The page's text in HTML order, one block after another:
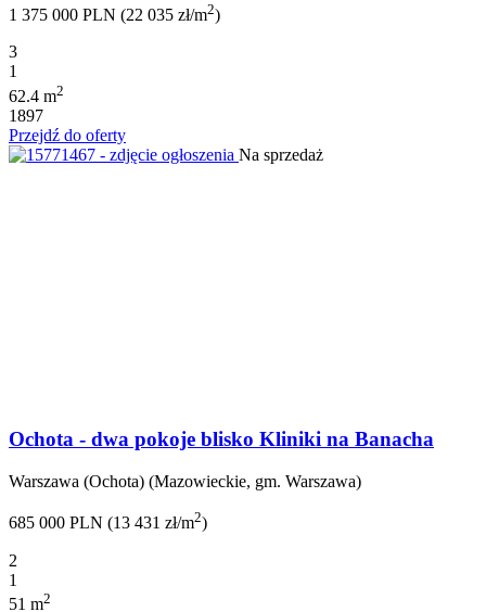
1 375 000 PLN (22 035 zł/m2)
3
1
62.4 m2
1897
Przejdź do oferty
Na sprzedaż
Ochota - dwa pokoje blisko Kliniki na Banacha
Warszawa (Ochota) (Mazowieckie, gm. Warszawa)
685 000 PLN (13 431 zł/m2)
2
1
51 m2